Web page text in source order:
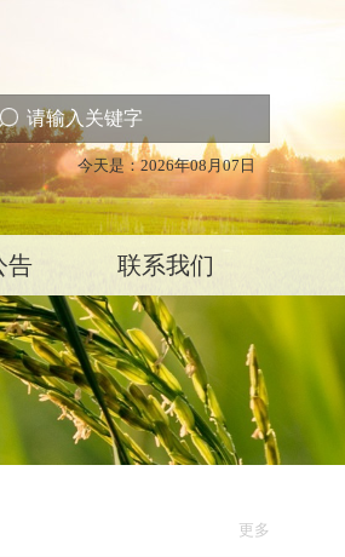
今天是：2026年08月07日
告 联系我们
更多